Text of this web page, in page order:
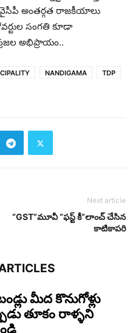
అంత‌ర్గ‌త రాజ‌కీయాలు
సంగ‌తి కూడా
అభిప్రాయం..
NANDIGAMA
TDP
Next article
“GST”మూవీ “ఫస్ట్ కీ”లాంచ్ చేసిన
కాటికాపరి
మీద కొనుగోళ్లు
తూకం రాళ్ళని